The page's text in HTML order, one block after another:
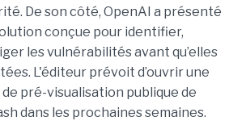
De son côté, OpenAI a présenté
conçue pour identifier,
les vulnérabilités avant qu’elles
L'éditeur prévoit d’ouvrir une
pré-visualisation publique de
dans les prochaines semaines.